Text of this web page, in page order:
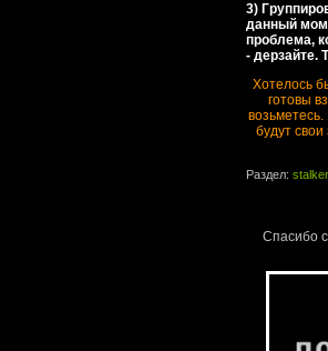
3)
данный
проблема,
- дерзайте.
Хотелось
готовы
будут
Раздел:
Спасибо